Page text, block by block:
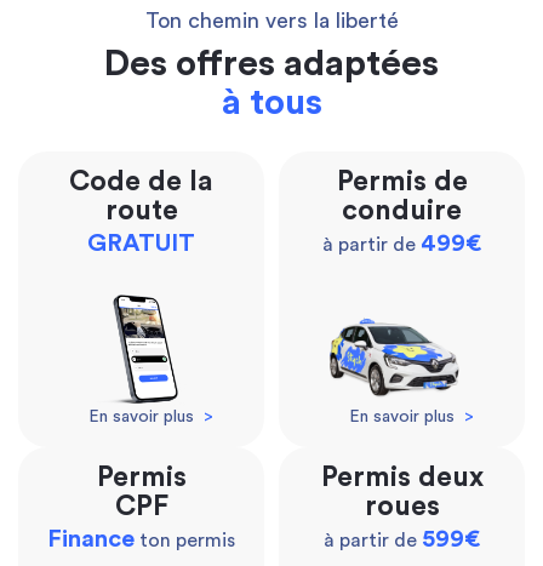
Ton chemin vers la liberté
Des offres adaptées
à tous
Code de la
route
GRATUIT
En savoir plus >
Permis de
conduire
à partir de 499€
En savoir plus >
Permis
CPF
Finance ton permis
Permis deux
roues
à partir de 599€